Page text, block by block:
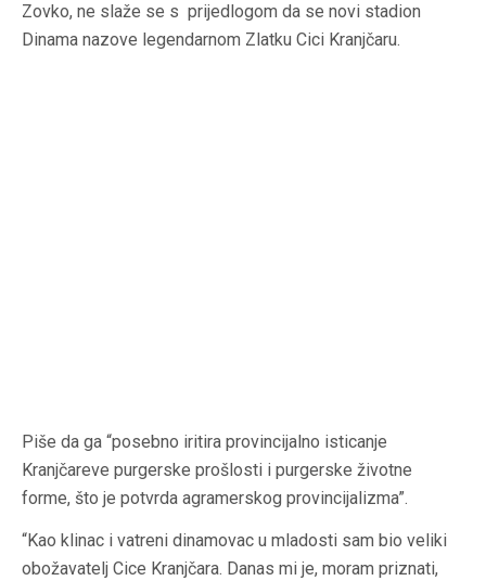
Zovko, ne slaže se s prijedlogom da se novi stadion
Dinama nazove legendarnom Zlatku Cici Kranjčaru.
Piše da ga “posebno iritira provincijalno isticanje
Kranjčareve purgerske prošlosti i purgerske životne
forme, što je potvrda agramerskog provincijalizma”.
“Kao klinac i vatreni dinamovac u mladosti sam bio veliki
obožavatelj Cice Kranjčara. Danas mi je, moram priznati,